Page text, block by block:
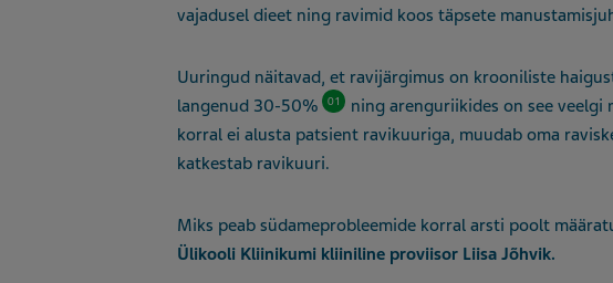
vajadusel dieet ning ravimid koos täpsete
Uuringud näitavad, et ravijärgimus on krooniliste
langenud 30-50% 01
ning arenguriikides on see veelgi
korral ei alusta patsient ravikuuriga, muudab oma
katkestab ravikuuri.
Miks peab südameprobleemide korral arsti poolt
Ülikooli Kliinikumi kliiniline proviisor Liisa Jõhvik.